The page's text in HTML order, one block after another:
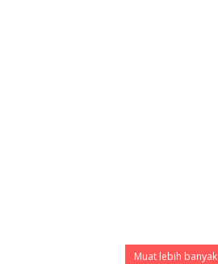
Muat lebih banyak